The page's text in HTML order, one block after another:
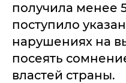
получила менее
поступило
нарушениях на
посеять
властей страны.